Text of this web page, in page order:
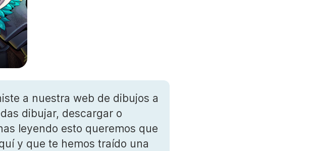
a nuestra web de dibujos a
dibujar, descargar o
leyendo esto queremos que
y que te hemos traído una